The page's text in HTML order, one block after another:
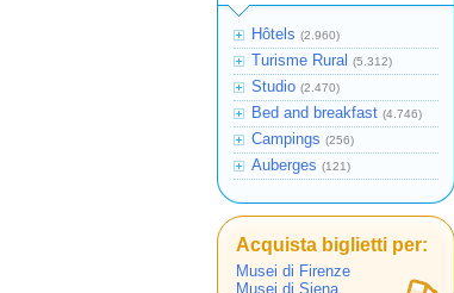
Hôtels (2.960)
Turisme Rural (5.312)
Studio (2.470)
Bed and breakfast (4.746)
Campings (256)
Auberges (121)
Acquista biglietti per:
Musei di Firenze
Musei di Siena